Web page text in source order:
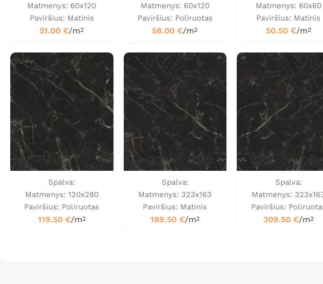
Matmenys: 60x120
Paviršius: Matinis
51.00€/m2
Matmenys: 60x120
Paviršius: Poliruotas
58.00€/m2
Matmenys: 60x60
Paviršius: Matinis
50.50 €/m2
Spalva:
Matmenys: 120x280
Paviršius: Poliruotas
119.50 €/m2
Spalva:
Matmenys: 323x163
Paviršius: Matinis
189.50 €/m2
Spalva:
Matmenys:
Paviršius:
209.50 €/m2